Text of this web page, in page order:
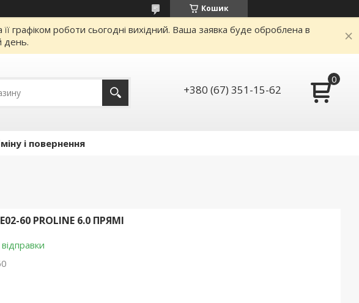
Кошик
графіком роботи сьогодні вихідний. Ваша заявка буде оброблена в
день.
+380 (67) 351-15-62
і повернення
60 PROLINE 6.0 ПРЯМІ